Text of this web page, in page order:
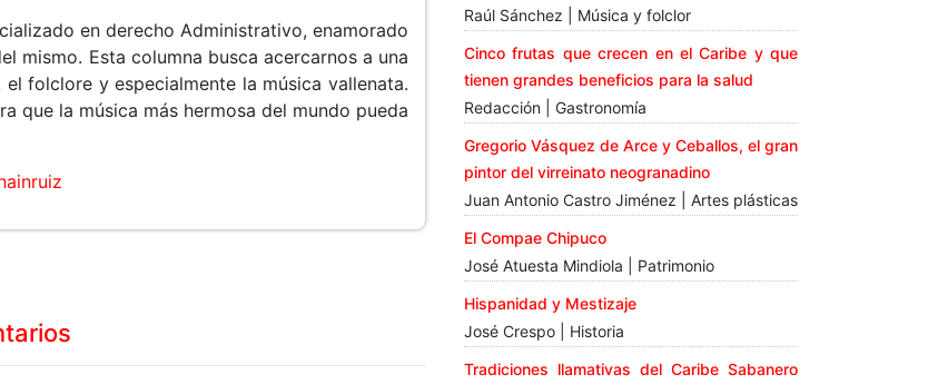
en derecho Administrativo, enamorado
mismo. Esta columna busca acercarnos a una
folclore y especialmente la música vallenata.
que la música más hermosa del mundo pueda
Raúl Sánchez | Música y folclor
Cinco frutas que crecen en el Caribe y que
tienen grandes beneficios para la salud
Redacción | Gastronomía
Gregorio Vásquez de Arce y Ceballos, el gran
pintor del virreinato neogranadino
Juan Antonio Castro Jiménez | Artes plásticas
El Compae Chipuco
José Atuesta Mindiola | Patrimonio
Hispanidad y Mestizaje
José Crespo | Historia
Tradiciones llamativas del Caribe Sabanero